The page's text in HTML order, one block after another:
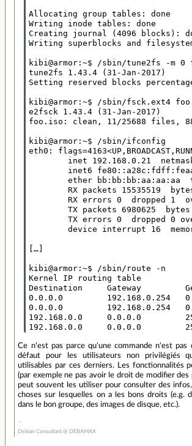
Allocating group
Writing inode
Creating journal (4096 blocks):
Writing superblocks and
kibi@armor:~$ /sbin/tune2fs -m 0
tune2fs 1.43.4 (31-Jan-2017)
Setting reserved blocks
kibi@armor:~$ /sbin/fsck.ext4
e2fsck 1.43.4 (31-Jan-2017)
foo.iso: clean, 11/25688 files,
kibi@armor:~$ /sbin/ifconfig
eth0:
inet 192.168.0.21
inet6
ether bb:bb:bb:aa:aa:aa
RX packets 15535519
RX errors 0  dropped 1
TX packets 6980625
TX errors 0  dropped 0
device interrupt 16
[…]
kibi@armor:~$ /sbin/route -n
Kernel IP routing table
Destination     Gateway
0.0.0.0         192.168.0.254
0.0.0.0         192.168.0.254
192.168.0.0     0.0.0.0
Ce n'est pas parce qu'une commande n'est pas
défaut pour les utilisateurs non privilégiés
utilisables par ces derniers. Les fonctionnalités
(par exemple ne pas avoir le droit de modifier des
peut souvent les utiliser pour consulter des
choses sur lesquelles on a les bons droits (e.g.
dans le bon groupe, des images de disque, etc.).
Debian Consultant @ DEBAMAX